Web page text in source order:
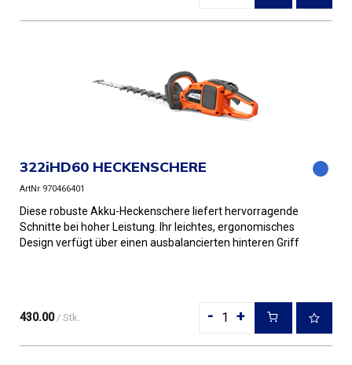
322iHD60 HECKENSCHERE
ArtNr 970466401
Diese robuste Akku-Heckenschere liefert hervorragende
Schnitte bei hoher Leistung. Ihr leichtes, ergonomisches
Design verfügt über einen ausbalancierten hinteren Griff
- +
430.00 / Stk.